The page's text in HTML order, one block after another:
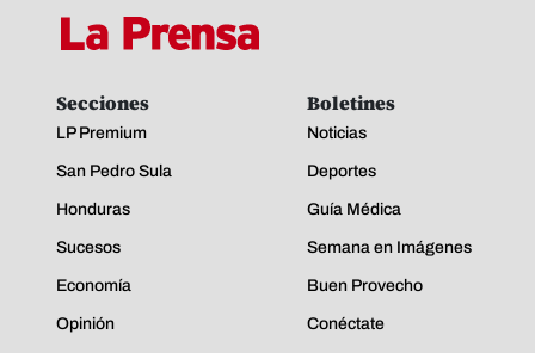
Secciones
LP Premium
San Pedro Sula
Honduras
Sucesos
Economía
Opinión
Boletines
Noticias
Deportes
Guía Médica
Semana en Imágenes
Buen Provecho
Conéctate